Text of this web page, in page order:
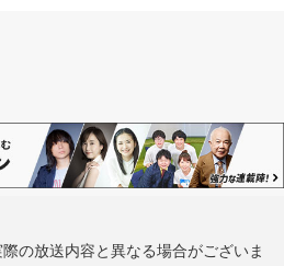
の放送内容と異なる場合がございま